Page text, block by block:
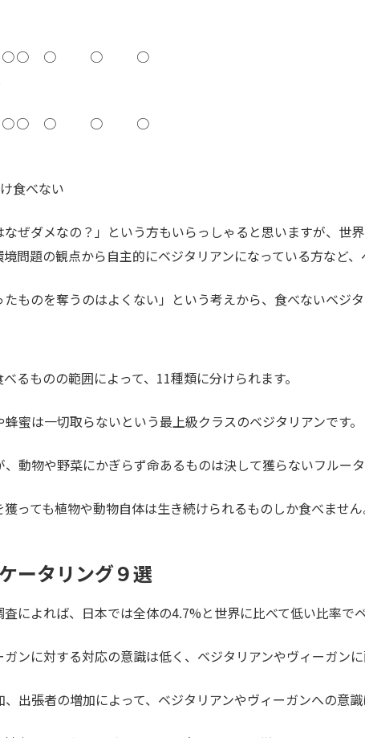
○○ ○ ○ ○
○○ ○ ○ ○
食べない
なぜダメなの？」という方もいらっしゃると思いますが、
問題の観点から自主的にベジタリアンになっている方など、
ものを奪うのはよくない」という考えから、食べないベジタ
るものの範囲によって、11種類に分けられます。
蜜は一切取らないという最上級クラスのベジタリアンです。
動物や野菜にかぎらず命あるものは決して獲らないフルータ
っても植物や動物自体は生き続けられるものしか食べません
ータリング９選
によれば、日本では全体の4.7%と世界に比べて低い比率で
ンに対する対応の意識は低く、ベジタリアンやヴィーガン
出張者の増加によって、ベジタリアンやヴィーガンへの意